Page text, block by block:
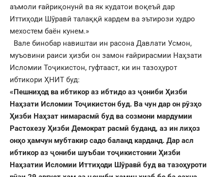
аъмоли ғайриқонунӣ ва як кудатои воқеъӣ дар
Иттиҳоди Шӯравӣ талаққӣ кардем ва эътирози худро
мехостем баён кунем.»
Вале бинобар навиштаи ин расона Давлати Усмон,
муъовини раиси ҳизби он замон ғайрирасмии Наҳзати
Исломии Тоҷикистон, гуфтааст, ки ин тазоҳурот
ибтикори ҲНИТ буд:
«Пешниҳод ва ибтикор аз ибтидо аз ҷониби Ҳизби
Наҳзати Исломии Тоҷикистон буд. Ва чун дар он рӯзҳо
Ҳизби Наҳзат нимарасмӣ буд ва созмони мардумии
Растохезу Ҳизби Демократ расмӣ буданд, аз ин лиҳоз
онҳо ҳамчун мубтакир садо баланд карданд. Дар асл
ибтикор аз ҷониби шуъбаи тоҷикистонии Ҳизби
Наҳзатии Исломии Иттиҳоди Шӯравӣ буд ва тазоҳуроти